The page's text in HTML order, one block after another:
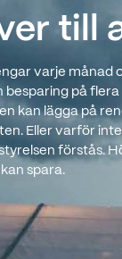
till
varje månad
besparing på
kan lägga på
Eller varför
förstås.
spara.